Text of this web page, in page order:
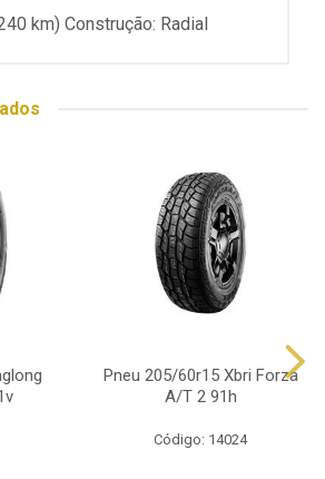
km) Construção: Radial
Pneu 205/60r15 Xbri Forza
A/T 2 91h
Código: 14024